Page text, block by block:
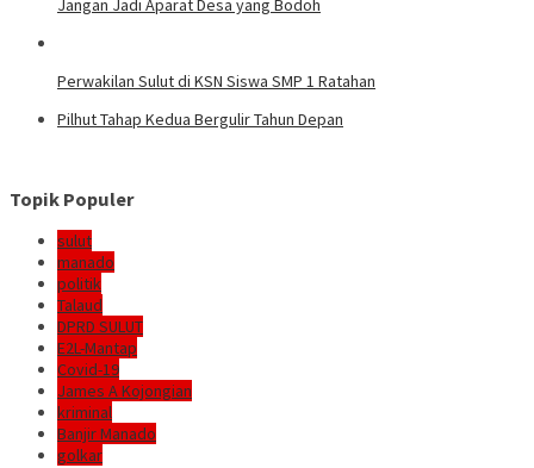
Perwakilan Sulut di KSN Siswa SMP 1 Ratahan
Pilhut Tahap Kedua Bergulir Tahun Depan
Topik Populer
sulut
manado
politik
Talaud
DPRD SULUT
E2L-Mantap
Covid-19
James A Kojongian
kriminal
Banjir Manado
golkar